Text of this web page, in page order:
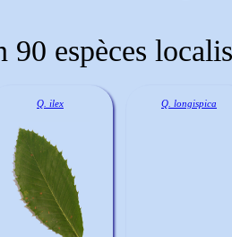
90 espèces
Q. ilex Q. longispica